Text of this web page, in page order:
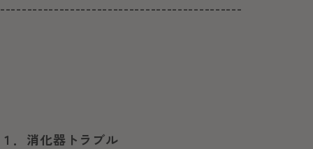
---------------------------------------------
１．消化器トラブル